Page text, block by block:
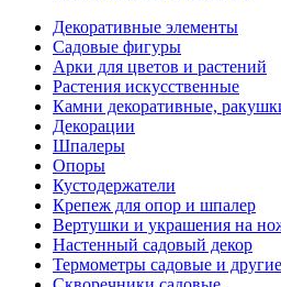
Декоративные элементы
Садовые фигуры
Арки для цветов и растений
Растения искусственные
Камни декоративные,
Декорации
Шпалеры
Опоры
Кустодержатели
Крепеж для опор и шпалер
Вертушки и украшения на
Настенный садовый декор
Термометры садовые и